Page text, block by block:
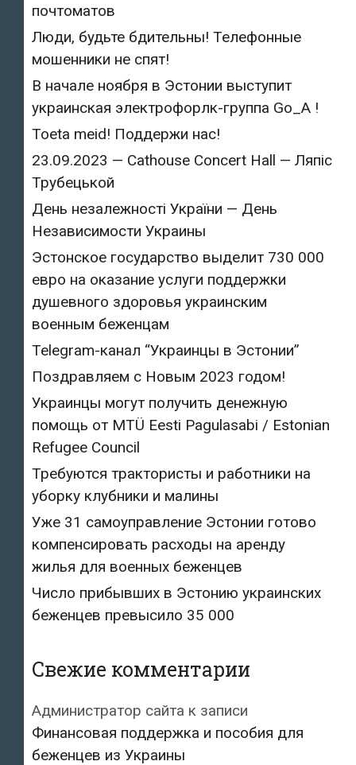
почтоматов
Люди, будьте бдительны! Телефонные
мошенники не спят!
В начале ноября в Эстонии выступит
украинская электрофорлк-группа Go_A !
Toeta meid! Поддержи нас!
23.09.2023 — Cathouse Concert Hall — Ляпіс
Трубецькой
День незалежності України — День
Независимости Украины
Эстонское государство выделит 730 000
евро на оказание услуги поддержки
душевного здоровья украинским
военным беженцам
Telegram-канал “Украинцы в Эстонии”
Поздравляем с Новым 2023 годом!
Украинцы могут получить денежную
помощь от MTÜ Eesti Pagulasabi / Estonian
Refugee Council
Требуются трактористы и работники на
уборку клубники и малины
Уже 31 самоуправление Эстонии готово
компенсировать расходы на аренду
жилья для военных беженцев
Число прибывших в Эстонию украинских
беженцев превысило 35 000
Свежие комментарии
Администратор сайта к записи
Финансовая поддержка и пособия для
беженцев из Украины